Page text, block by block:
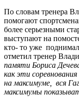
По словам тренера
помогают
более серьезными
выступают на
кто- то уже
отметил тренер
памяти Бориса
как эти
на максимуме, вся
максимумы